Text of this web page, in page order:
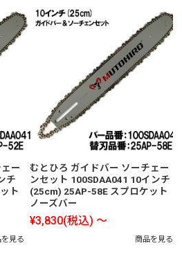
ー
チ
ト
見る
むとひろ ガイドバー ソーチェー
ンセット 100SDAA041 10インチ
(25cm) 25AP-58E スプロケット
ノーズバー
¥3,830(税込) ～
商品を見る